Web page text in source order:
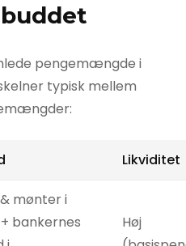
pengemængde i
typisk mellem
Likviditet
mønter i
bankernes
Høj